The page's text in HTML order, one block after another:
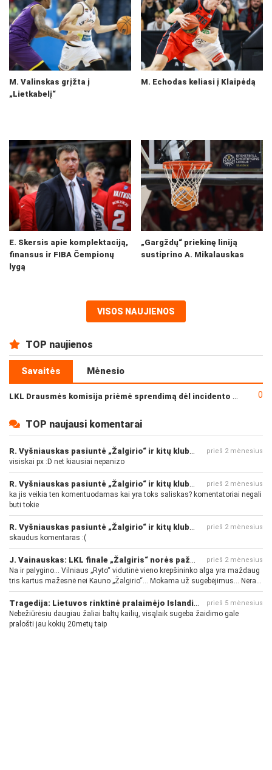
M. Valinskas grįžta į
„Lietkabelį“
M. Echodas keliasi į Klaipėdą
E. Skersis apie komplektaciją,
finansus ir FIBA Čempionų
lygą
„Gargždų“ priekinę liniją
sustiprino A. Mikalauskas
VISOS NAUJIENOS
TOP naujienos
Savaitės Mėnesio
0
TOP naujausi komentarai
R. Vyšniauskas pasiuntė „Žalgirio“ ir kitų klubų fanus prieš 2 mėnesius
visiskai px :D net kiausiai nepanizo
R. Vyšniauskas pasiuntė „Žalgirio“ ir kitų klubų fanus prieš 2 mėnesius
ka jis veikia ten komentuodamas kai yra toks saliskas? komentatoriai negali
buti tokie
R. Vyšniauskas pasiuntė „Žalgirio“ ir kitų klubų fanus prieš 2 mėnesius
skaudus komentaras :(
J. Vainauskas: LKL finale „Žalgiris“ norės pažeminti „Rytą“ prieš 2 mėnesius
Na ir palygino... Vilniaus „Ryto“ vidutinė vieno krepšininko alga yra maždaug
tris kartus mažesnė nei Kauno „Žalgirio“... Mokama už sugebėjimus... Nėra
pinigų - nėra gerų žaidėjų...
Tragedija: Lietuvos rinktinė pralaimėjo Islandijai prieš 5 mėnesius
Nebežiūrėsiu daugiau žaliai baltų kailių, visąlaik sugeba žaidimo gale
pralošti jau kokių 20metų taip